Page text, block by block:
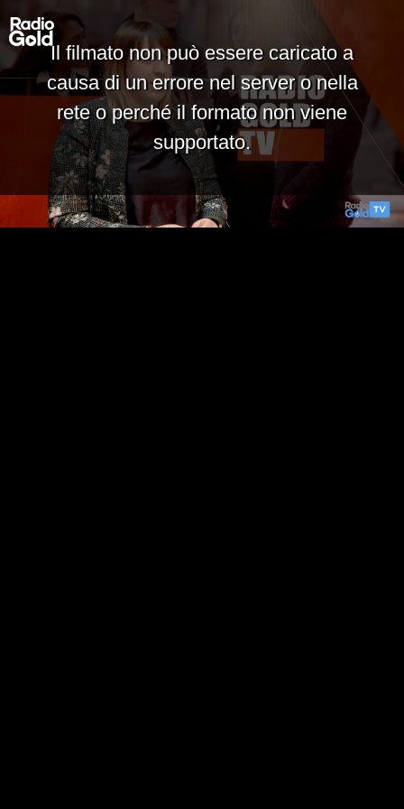
Il filmato non può essere caricato a
causa di un errore nel server o nella
rete o perché il formato non viene
supportato.